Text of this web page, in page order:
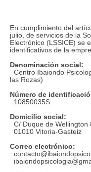
En cumplimiento del
julio, de servicios de la
Electrónico (LSSICE) se
identificativos de la
Denominación social:
Centro Ibaiondo
las Rozas)
Número de
10850035S
Domicilio social:
C/ Duque de Wellington
01010 Vitoria-Gasteiz
Correo electrónico: